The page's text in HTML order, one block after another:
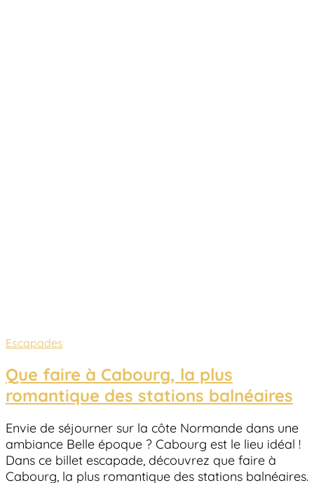
Escapades
Que faire à Cabourg, la plus
romantique des stations balnéaires
Envie de séjourner sur la côte Normande dans une
ambiance Belle époque ? Cabourg est le lieu idéal !
Dans ce billet escapade, découvrez que faire à
Cabourg, la plus romantique des stations balnéaires.